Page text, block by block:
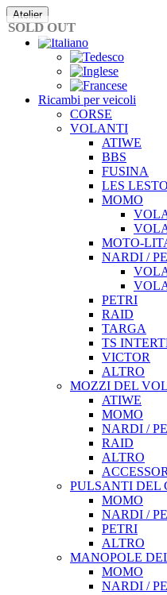
Vai
al
contenuto
Atelier
Ricambi per veicoli
CORSE
VOLANTI
ATIWE
BBS
FUSINA
LES
MOMO
MOTO-
NARDI /
PETRI
RAID
TARGA
TS
VICTOR
ALTRO
MOZZI DEL
ATIWE
MOMO
NARDI /
RAID
ALTRO
PULSANTI DEL
MOMO
NARDI /
PETRI
ALTRO
MANOPOLE
MOMO
NARDI /
SOLD OUT